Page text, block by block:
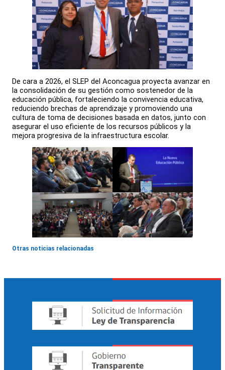
De cara a 2026, el SLEP del Aconcagua proyecta avanzar en
la consolidación de su gestión como sostenedor de la
educación pública, fortaleciendo la convivencia educativa,
reduciendo brechas de aprendizaje y promoviendo una
cultura de toma de decisiones basada en datos, junto con
asegurar el uso eficiente de los recursos públicos y la
mejora progresiva de la infraestructura escolar.
Otras noticias relacionadas